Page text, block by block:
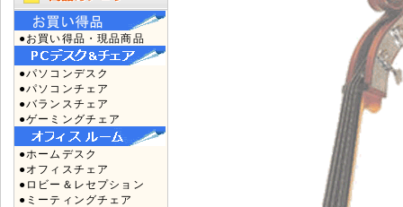
●お買い得品・現品商品
●パソコンデスク
●パソコンチェア
●バランスチェア
●ゲーミングチェア
●ホームデスク
●オフィスチェア
●ロビー＆レセプション
●ミーティングチェア